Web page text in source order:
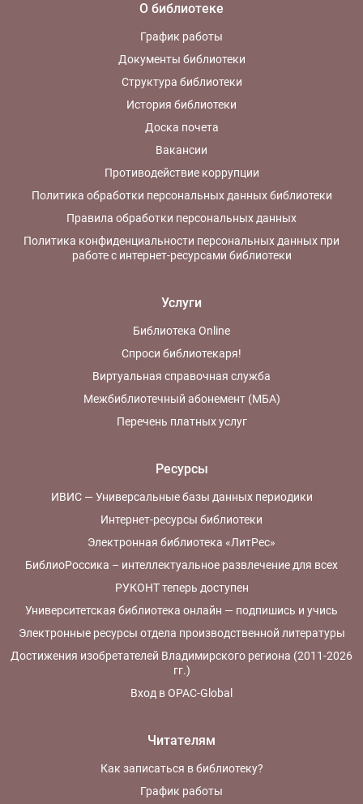
О библиотеке
График работы
Документы библиотеки
Структура библиотеки
История библиотеки
Доска почета
Вакансии
Противодействие коррупции
Политика обработки персональных данных библиотеки
Правила обработки персональных данных
Политика конфиденциальности персональных данных при
работе с интернет-ресурсами библиотеки
Услуги
Библиотека Online
Спроси библиотекаря!
Виртуальная справочная служба
Межбиблиотечный абонемент (МБА)
Перечень платных услуг
Ресурсы
ИВИС — Универсальные базы данных периодики
Интернет-ресурсы библиотеки
Электронная библиотека «ЛитРес»
БиблиоРоссика – интеллектуальное развлечение для всех
РУКОНТ теперь доступен
Университетская библиотека онлайн — подпишись и учись
Электронные ресурсы отдела производственной литературы
Достижения изобретателей Владимирского региона (2011-2026
гг.)
Вход в OPAC-Global
Читателям
Как записаться в библиотеку?
График работы